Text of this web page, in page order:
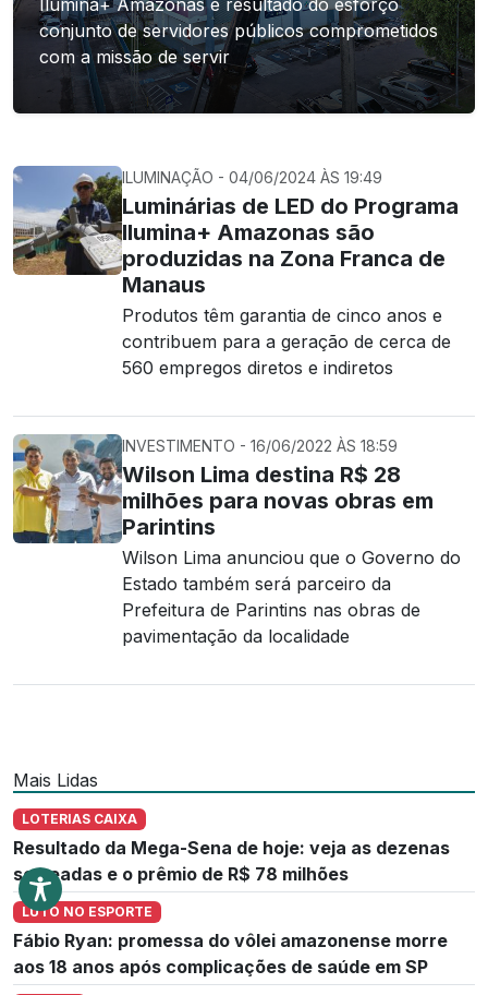
Ilumina+ Amazonas é resultado do esforço
conjunto de servidores públicos comprometidos
com a missão de servir
ILUMINAÇÃO - 04/06/2024 ÀS 19:49
Luminárias de LED do Programa
Ilumina+ Amazonas são
produzidas na Zona Franca de
Manaus
Produtos têm garantia de cinco anos e
contribuem para a geração de cerca de
560 empregos diretos e indiretos
INVESTIMENTO - 16/06/2022 ÀS 18:59
Wilson Lima destina R$ 28
milhões para novas obras em
Parintins
Wilson Lima anunciou que o Governo do
Estado também será parceiro da
Prefeitura de Parintins nas obras de
pavimentação da localidade
Mais Lidas
LOTERIAS CAIXA
Resultado da Mega-Sena de hoje: veja as dezenas
sorteadas e o prêmio de R$ 78 milhões
LUTO NO ESPORTE
Fábio Ryan: promessa do vôlei amazonense morre
aos 18 anos após complicações de saúde em SP